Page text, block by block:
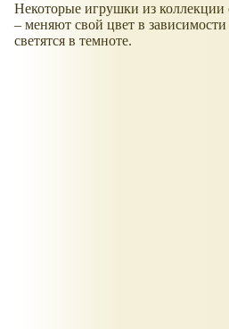
Некоторые игрушки из
– меняют свой цвет в
светятся в темноте.